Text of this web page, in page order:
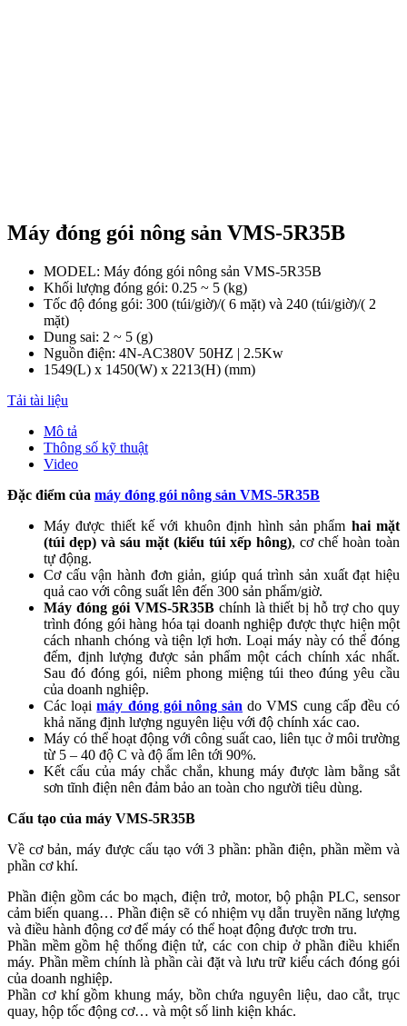
Máy đóng gói nông sản VMS-5R35B
MODEL: Máy đóng gói nông sản VMS-5R35B
Khối lượng đóng gói: 0.25 ~ 5 (kg)
Tốc độ đóng gói: 300 (túi/giờ)/( 6 mặt) và 240 (túi/giờ)/( 2
mặt)
Dung sai: 2 ~ 5 (g)
Nguồn điện: 4N-AC380V 50HZ | 2.5Kw
1549(L) x 1450(W) x 2213(H) (mm)
Tải tài liệu
Mô tả
Thông số kỹ thuật
Video
Đặc điểm của máy đóng gói nông sản VMS-5R35B
Máy được thiết kế với khuôn định hình sản phẩm hai mặt
(túi dẹp) và sáu mặt (kiểu túi xếp hông), cơ chế hoàn toàn
tự động.
Cơ cấu vận hành đơn giản, giúp quá trình sản xuất đạt hiệu
quả cao với công suất lên đến 300 sản phẩm/giờ.
Máy đóng gói VMS-5R35Bchính là thiết bị hỗ trợ cho quy
trình đóng gói hàng hóa tại doanh nghiệp được thực hiện một
cách nhanh chóng và tiện lợi hơn. Loại máy này có thể đóng
đếm, định lượng được sản phẩm một cách chính xác nhất.
Sau đó đóng gói, niêm phong miệng túi theo đúng yêu cầu
của doanh nghiệp.
Các loạimáy đóng gói nông sản do VMS cung cấp đều có
khả năng định lượng nguyên liệu với độ chính xác cao.
Máy có thể hoạt động với công suất cao, liên tục ở môi trường
từ 5 – 40 độ C và độ ẩm lên tới 90%.
Kết cấu của máy chắc chắn, khung máy được làm bằng sắt
sơn tĩnh điện nên đảm bảo an toàn cho người tiêu dùng.
Cấu tạo của máy VMS-5R35B
Về cơ bản, máy được cấu tạo với 3 phần: phần điện, phần mềm và
phần cơ khí.
Phần điện gồm các bo mạch, điện trở, motor, bộ phận PLC, sensor
cảm biến quang… Phần điện sẽ có nhiệm vụ dẫn truyền năng lượng
và điều hành động cơ để máy có thể hoạt động được trơn tru.
Phần mềm gồm hệ thống điện tử, các con chip ở phần điều khiển
máy. Phần mềm chính là phần cài đặt và lưu trữ kiểu cách đóng gói
của doanh nghiệp.
Phần cơ khí gồm khung máy, bồn chứa nguyên liệu, dao cắt, trục
quay, hộp tốc động cơ… và một số linh kiện khác.